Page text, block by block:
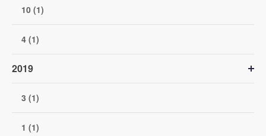
10 (1)
4 (1)
2019
3 (1)
1 (1)